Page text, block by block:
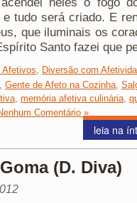
tudo será criado. E
que iluminais os
Santo fazei que
Afetivos
Diversão com
Gente de Afeto na Cozinha
memória afetiva culinária
Comentário »
leia na
(D. Diva)